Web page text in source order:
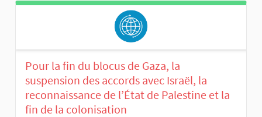
Pour la fin du blocus de Gaza, la
suspension des accords avec Israël, la
reconnaissance de l’État de Palestine et la
fin de la colonisation